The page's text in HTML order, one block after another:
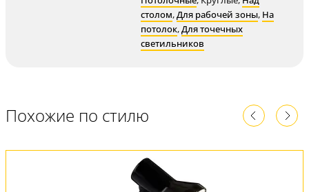
столом,Для рабочей зоны, На
потолок,Для точечных
светильников
Похожие по стилю